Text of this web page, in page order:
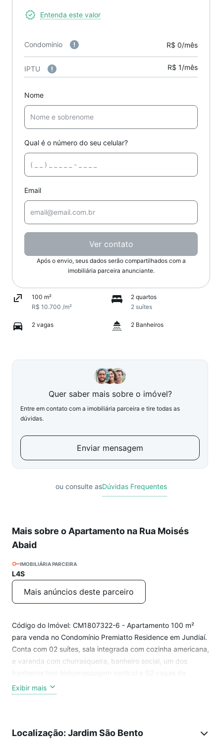
Entenda este valor
Condomínio R$ 0/mês
IPTU R$ 1/mês
Nome
Qual é o número do seu celular?
Email
Ver contato
Após o envio, seus dados serão compartilhados com a
imobiliária parceira anunciante.
100 m²
R$ 10.700 /m²
2 quartos
2 suítes
2 vagas 2 Banheiros
Quer saber mais sobre o imóvel?
Entre em contato com a imobiliária parceira e tire todas as
dúvidas.
Enviar mensagem
ou consulte asDúvidas Frequentes
Mais sobre o Apartamento na Rua Moisés
Abaid
IMOBILIÁRIA PARCEIRA
L4S
Mais anúncios deste parceiro
Código do Imóvel: CM1807322-6 - Apartamento 100 m²
para venda no Condomínio Premiatto Residence em Jundiaí.
Conta com 02 suítes, sala integrada com cozinha americana,
e varanda com churrasqueira, banheiro social, um dos
garagem cobertas. Condomínio com portaria 24 horas e
lazer completo: - 03 churrasqueiras, - 04 piscinas
de jogos adulto, - salão de jogos infantil, - playground, -
Exibir mais
Localização: Jardim São Bento